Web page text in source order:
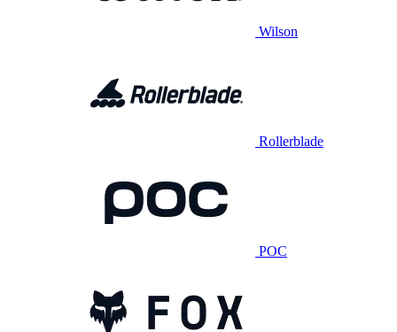
Wilson
Rollerblade
POC